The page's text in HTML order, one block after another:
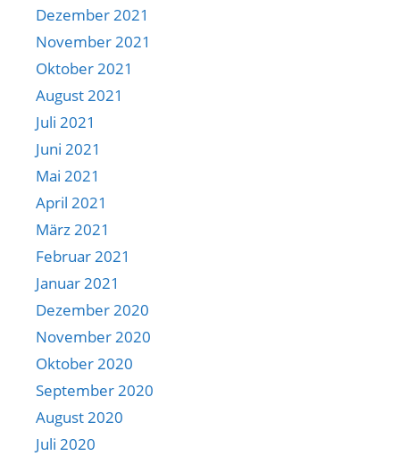
Dezember 2021
November 2021
Oktober 2021
August 2021
Juli 2021
Juni 2021
Mai 2021
April 2021
März 2021
Februar 2021
Januar 2021
Dezember 2020
November 2020
Oktober 2020
September 2020
August 2020
Juli 2020